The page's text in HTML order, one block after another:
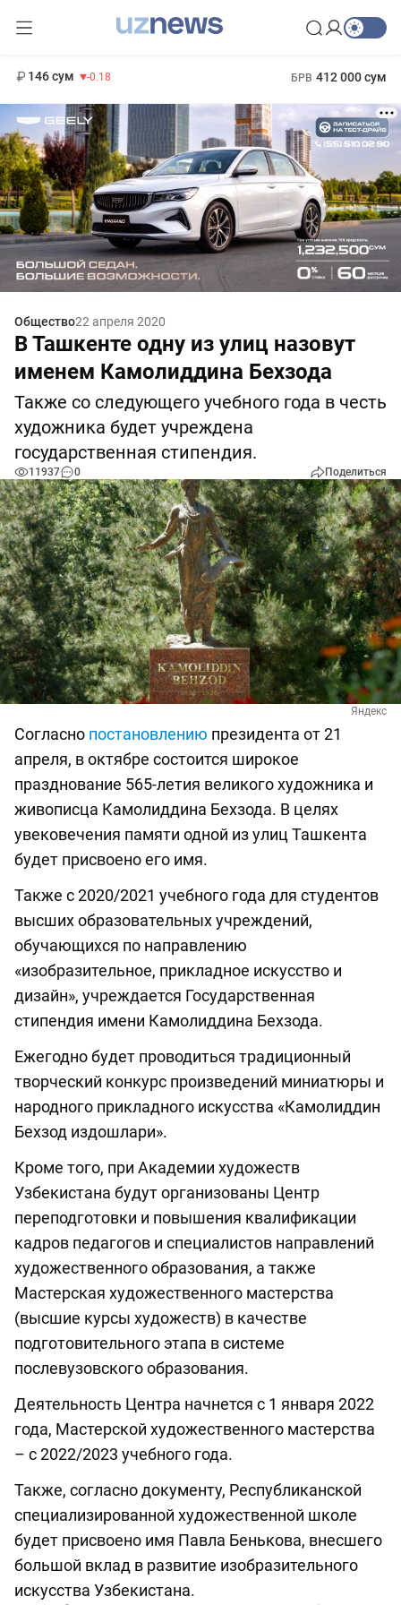
146 сум -0.18 БРВ 412 000 сум
Общество22 апреля 2020
В Ташкенте одну из улиц назовут
именем Камолиддина Бехзода
Также со следующего учебного года в честь
художника будет учреждена
государственная стипендия.
11937 0 Поделиться
Яндекс
Согласно постановлению президента от 21
апреля, в октябре состоится широкое
празднование 565-летия великого художника и
живописца Камолиддина Бехзода. В целях
увековечения памяти одной из улиц Ташкента
будет присвоено его имя.
Также с 2020/2021 учебного года для студентов
высших образовательных учреждений,
обучающихся по направлению
«изобразительное, прикладное искусство и
дизайн», учреждается Государственная
стипендия имени Камолиддина Бехзода.
Ежегодно будет проводиться традиционный
творческий конкурс произведений миниатюры и
народного прикладного искусства «Камолиддин
Бехзод издошлари».
Кроме того, при Академии художеств
Узбекистана будут организованы Центр
переподготовки и повышения квалификации
кадров педагогов и специалистов направлений
художественного образования, а также
Мастерская художественного мастерства
(высшие курсы художеств) в качестве
подготовительного этапа в системе
послевузовского образования.
Деятельность Центра начнется с 1 января 2022
года, Мастерской художественного мастерства
– с 2022/2023 учебного года.
Также, согласно документу, Республиканской
специализированной художественной школе
будет присвоено имя Павла Бенькова, внесшего
большой вклад в развитие изобразительного
искусства Узбекистана.